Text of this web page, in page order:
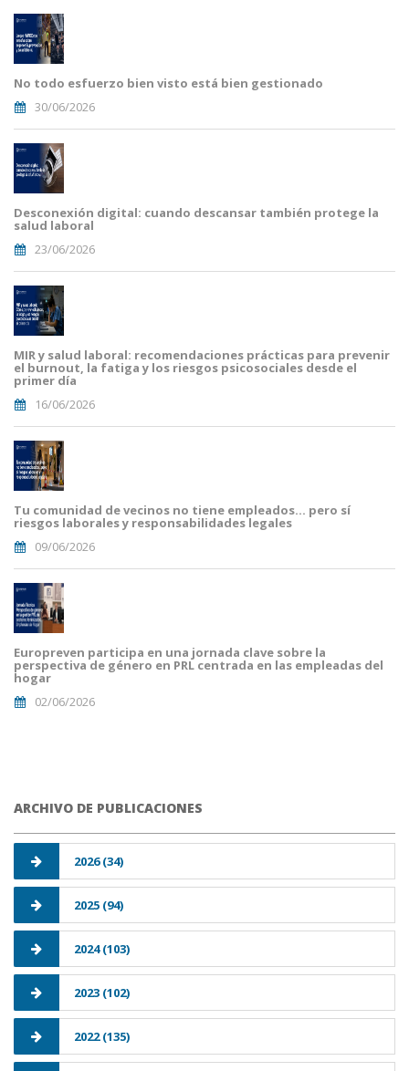
No todo esfuerzo bien visto está bien gestionado
30/06/2026
Desconexión digital: cuando descansar también protege la
salud laboral
23/06/2026
MIR y salud laboral: recomendaciones prácticas para prevenir
el burnout, la fatiga y los riesgos psicosociales desde el
primer día
16/06/2026
Tu comunidad de vecinos no tiene empleados… pero sí
riesgos laborales y responsabilidades legales
09/06/2026
Europreven participa en una jornada clave sobre la
perspectiva de género en PRL centrada en las empleadas del
hogar
02/06/2026
ARCHIVO DE PUBLICACIONES
2026 (34)
2025 (94)
2024 (103)
2023 (102)
2022 (135)